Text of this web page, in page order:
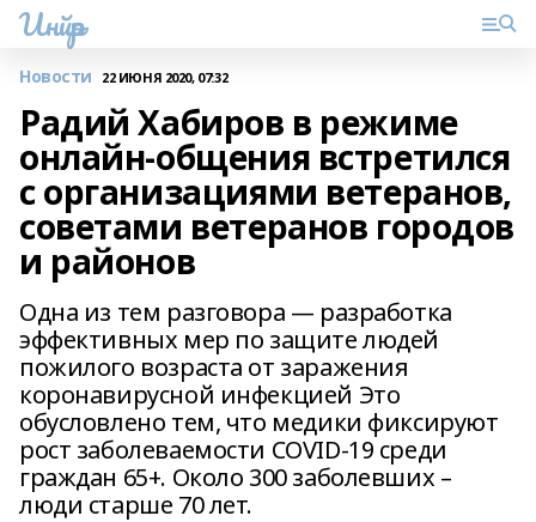
Инйәр
Новости 22 ИЮНЯ 2020, 07:32
Радий Хабиров в режиме
онлайн-общения встретился
с организациями ветеранов,
советами ветеранов городов
и районов
Одна из тем разговора — разработка
эффективных мер по защите людей
пожилого возраста от заражения
коронавирусной инфекцией Это
обусловлено тем, что медики фиксируют
рост заболеваемости COVID-19 среди
граждан 65+. Около 300 заболевших –
люди старше 70 лет.